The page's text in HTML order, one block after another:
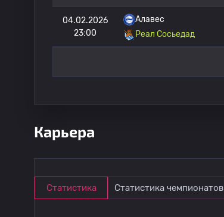
04.02.2026
23:00
Алавес
Реал Сосьедад
Карьера
Статистика Статистика чемпионатов